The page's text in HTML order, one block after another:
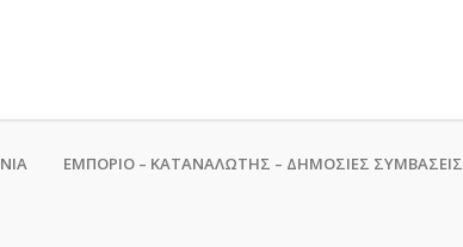
ΕΜΠΟΡΙΟ – ΚΑΤΑΝΑΛΩΤΗΣ – ΔΗΜΟΣΙΕΣ ΣΥΜΒΑΣΕΙΣ